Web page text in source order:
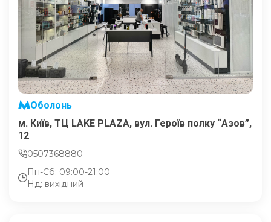
Оболонь
м. Київ, ТЦ LAKE PLAZA, вул. Героїв полку “Азов”,
12
0507368880
Пн-Сб: 09:00-21:00
Нд: вихідний